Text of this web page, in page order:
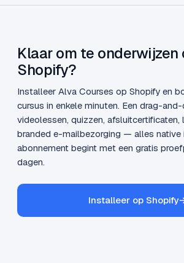
Klaar om te onderwijzen
Shopify?
Installeer Alva Courses op Shopify en
cursus in enkele minuten. Een drag-
videolessen, quizzen, afsluitcertificaten,
branded e-mailbezorging — alles native
abonnement begint met een gratis
dagen.
Installeer op Shopify